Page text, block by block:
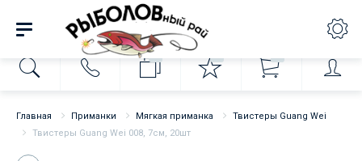
Главная Приманки Мягкая приманка
Твистеры Guang Wei
Твистеры Guang Wei 008, 7см, 20шт